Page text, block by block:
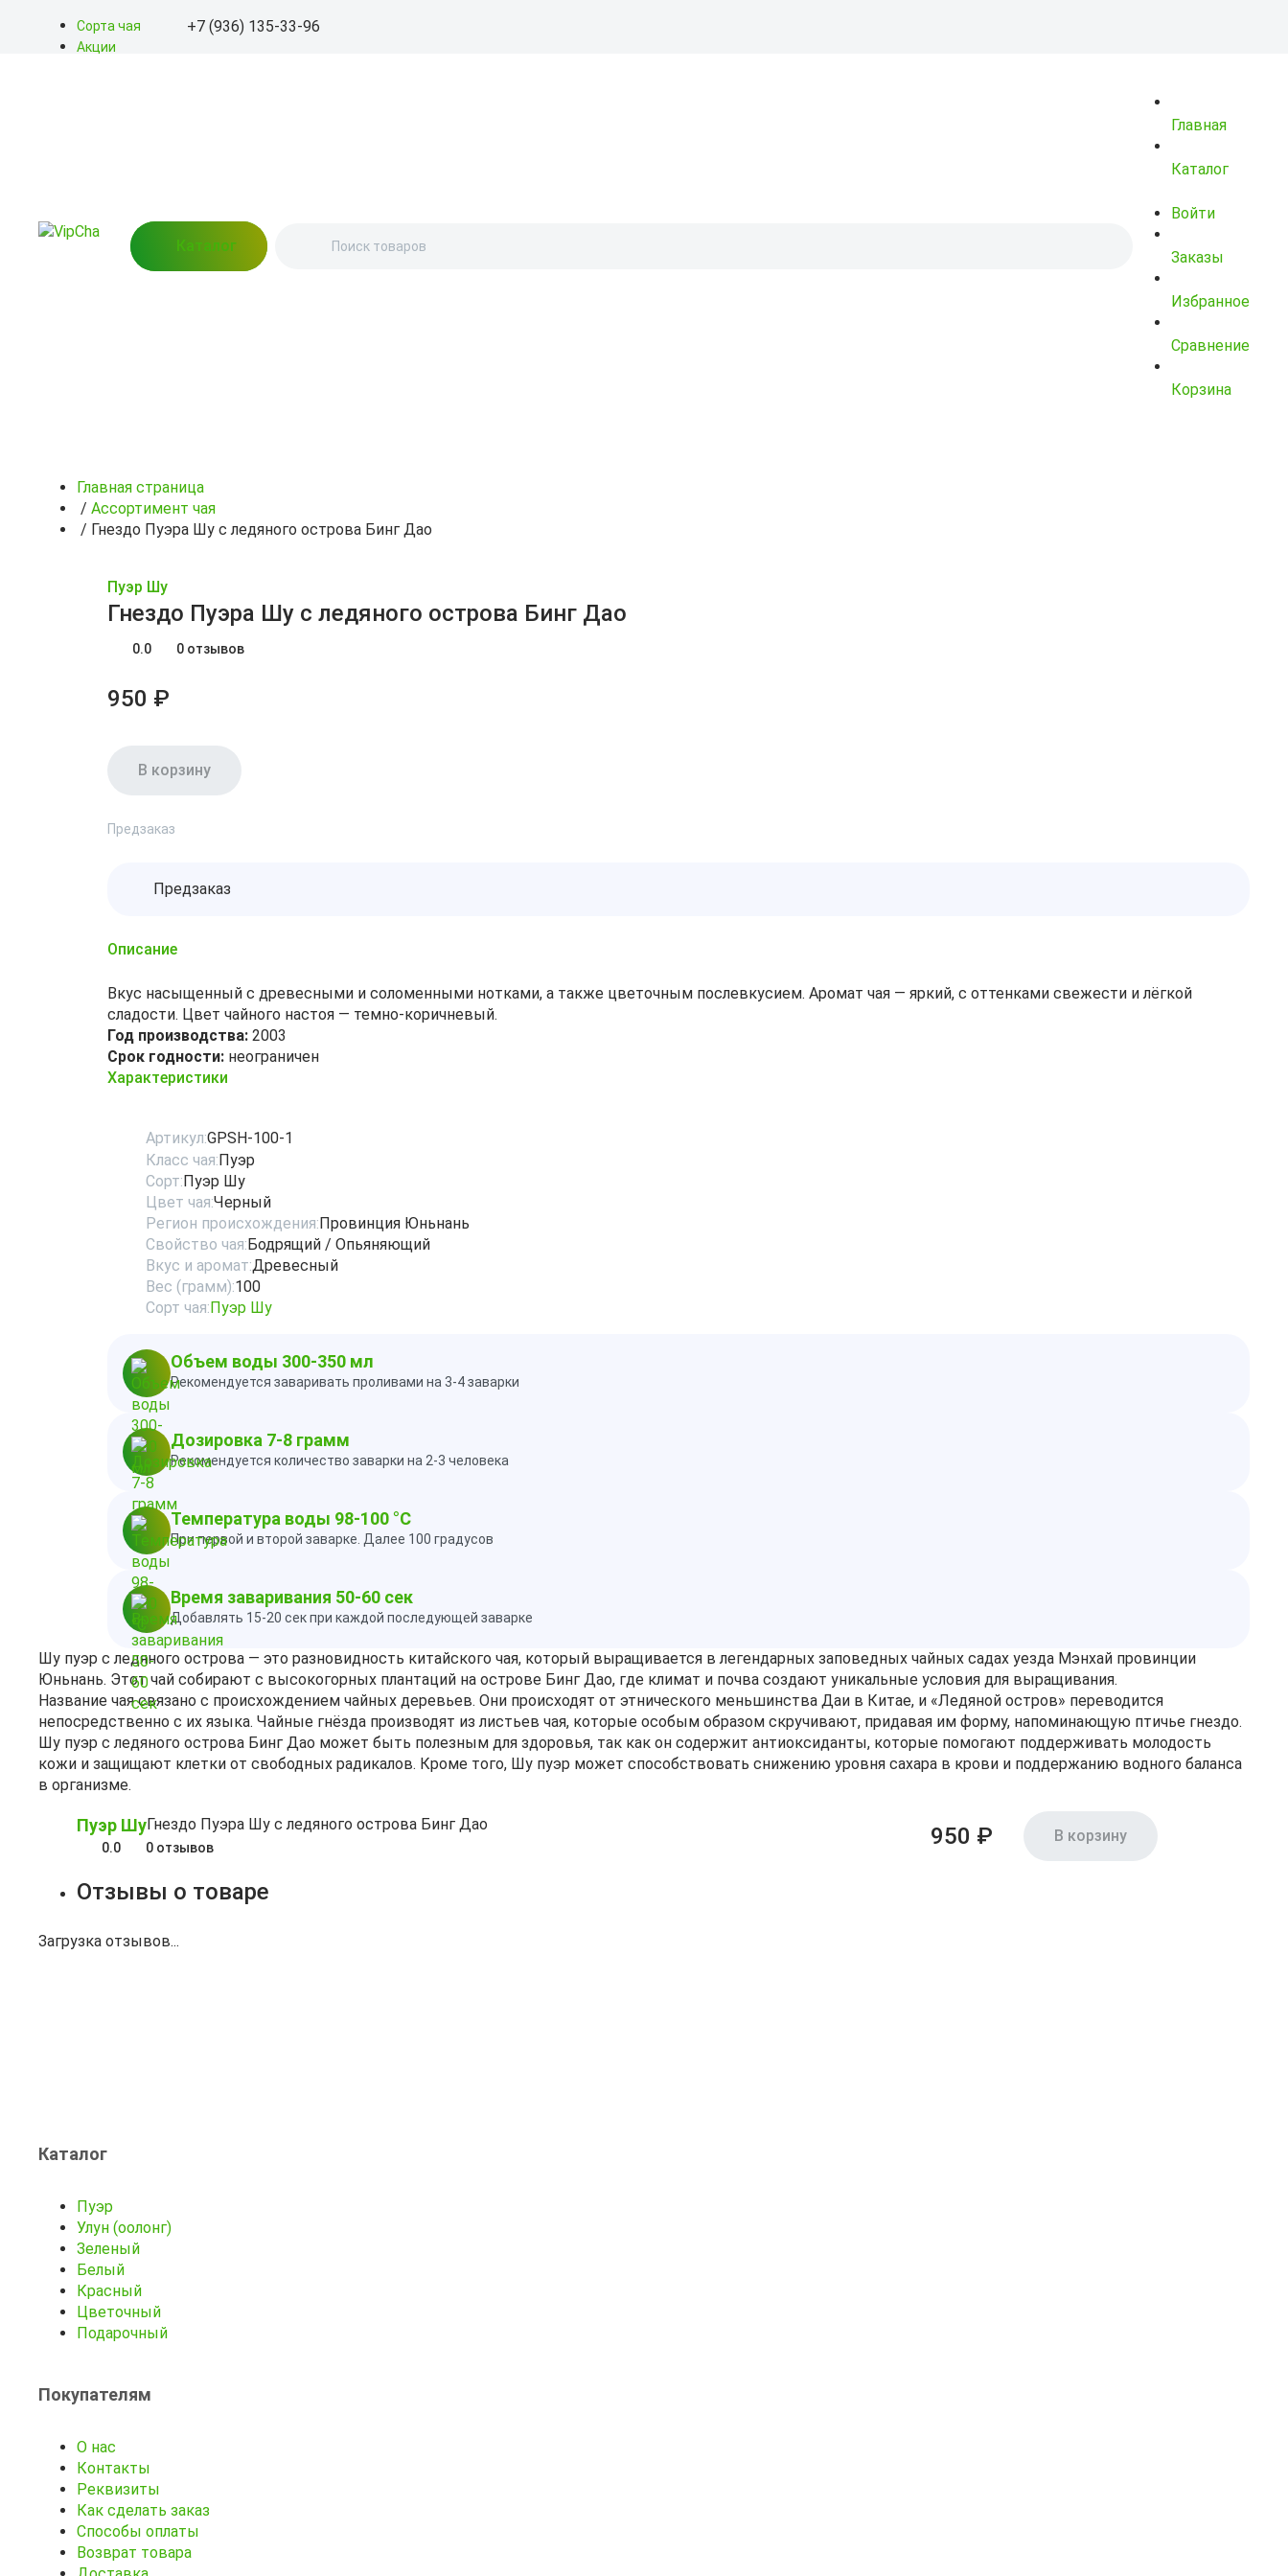
Сорта чая
Акции
+7 (936) 135-33-96
выдачи)
Каталог
Главная
Каталог
Войти
Заказы
Избранное
Сравнение
Корзина
Главная страница
/ Ассортимент чая
/ Гнездо Пуэра Шу с ледяного острова Бинг Дао
Пуэр Шу
Гнездо Пуэра Шу с ледяного острова Бинг Дао
0.0 0 отзывов
950 ₽
В корзину
Предзаказ
Предзаказ
Описание
Вкус насыщенный с древесными и соломенными нотками, а также цветочным послевкусием. Аромат чая — яркий, с оттенками свежести и лёгкой
сладости. Цвет чайного настоя — темно-коричневый.
Год производства: 2003
Срок годности: неограничен
Характеристики
Артикул:GPSH-100-1
Класс чая:Пуэр
Сорт:Пуэр Шу
Цвет чая:Черный
Регион происхождения:Провинция Юньнань
Свойство чая:Бодрящий / Опьяняющий
Вкус и аромат:Древесный
Вес (грамм):100
Сорт чая:Пуэр Шу
Объем воды 300-350 мл
Рекомендуется заваривать проливами на 3-4 заварки
Дозировка 7-8 грамм
Рекомендуется количество заварки на 2-3 человека
Температура воды 98-100 °C
При первой и второй заварке. Далее 100 градусов
Время заваривания 50-60 сек
Добавлять 15-20 сек при каждой последующей заварке
Шу пуэр с ледяного острова — это разновидность китайского чая, который выращивается в легендарных заповедных чайных садах уезда Мэнхай провинции
Юньнань. Этот чай собирают с высокогорных плантаций на острове Бинг Дао, где климат и почва создают уникальные условия для выращивания.
Название чая связано с происхождением чайных деревьев. Они происходят от этнического меньшинства Даи в Китае, и «Ледяной остров» переводится
непосредственно с их языка. Чайные гнёзда производят из листьев чая, которые особым образом скручивают, придавая им форму, напоминающую птичье гнездо.
Шу пуэр с ледяного острова Бинг Дао может быть полезным для здоровья, так как он содержит антиоксиданты, которые помогают поддерживать молодость
кожи и защищают клетки от свободных радикалов. Кроме того, Шу пуэр может способствовать снижению уровня сахара в крови и поддержанию водного баланса
в организме.
Пуэр ШуГнездо Пуэра Шу с ледяного острова Бинг Дао
0.0 0 отзывов 950 ₽ В корзину
Отзывы о товаре
Загрузка отзывов...
Каталог
Пуэр
Улун (оолонг)
Зеленый
Белый
Красный
Цветочный
Подарочный
Покупателям
О нас
Контакты
Реквизиты
Как сделать заказ
Способы оплаты
Возврат товара